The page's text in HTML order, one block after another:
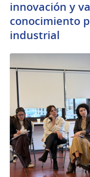
innovación y
conocimiento
industrial